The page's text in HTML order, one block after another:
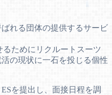
れる団体の提供するサービ
ためにリクルートスーツ
の現状に一石を投じる個性
を提出し、面接日程を調